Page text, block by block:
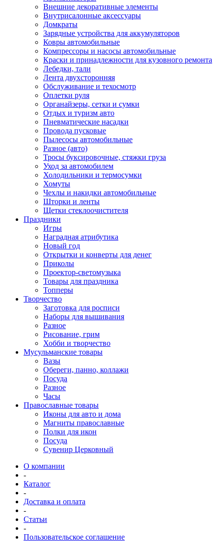
Внешние декоративные элементы
Внутрисалонные аксессуары
Домкраты
Зарядные устройства для аккумуляторов
Ковры автомобильные
Компрессоры и насосы автомобильные
Краски и принадлежности для кузовного ремонта
Лебедки, тали
Лента двухсторонняя
Обслуживание и техосмотр
Оплетки руля
Органайзеры, сетки и сумки
Отдых и туризм авто
Пневматические насадки
Провода пусковые
Пылесосы автомобильные
Разное (авто)
Тросы буксировочные, стяжки груза
Уход за автомобилем
Холодильники и термосумки
Хомуты
Чехлы и накидки автомобильные
Шторки и ленты
Щетки стеклоочистителя
Праздники
Игры
Наградная атрибутика
Новый год
Открытки и конверты для денег
Приколы
Проектор-светомузыка
Товары для праздника
Топперы
Творчество
Заготовка для росписи
Наборы для вышивания
Разное
Рисование, грим
Хобби и творчество
Мусульманские товары
Вазы
Обереги, панно, коллажи
Посуда
Разное
Часы
Православные товары
Иконы для авто и дома
Магниты православные
Полки для икон
Посуда
Сувенир Церковный
О компании
-
Каталог
-
Доставка и оплата
-
Статьи
-
Пользовательское соглашение